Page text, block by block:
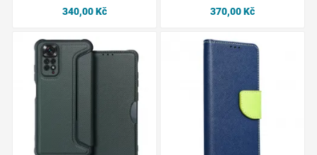
340,00 Kč 370,00 Kč